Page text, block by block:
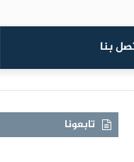
بنا
تابعونا